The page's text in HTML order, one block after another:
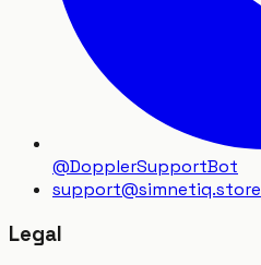
@DopplerSupportBot
support@simnetiq.store
Legal